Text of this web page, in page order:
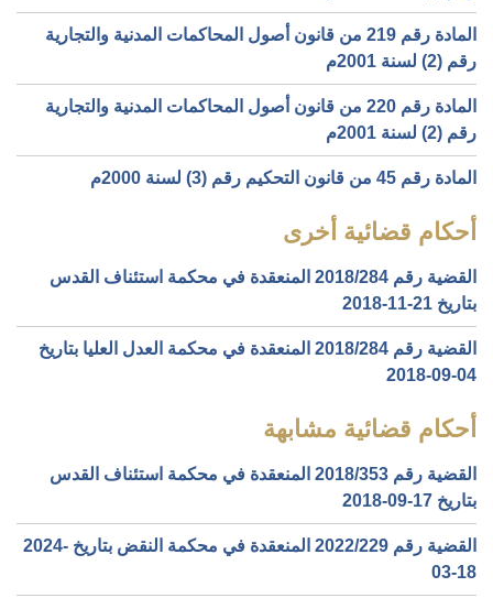
المادة رقم 219 من قانون أصول المحاكمات المدنية والتجارية
رقم (2) لسنة 2001م
المادة رقم 220 من قانون أصول المحاكمات المدنية والتجارية
رقم (2) لسنة 2001م
المادة رقم 45 من قانون التحكيم رقم (3) لسنة 2000م
أحكام قضائية أخرى
القضية رقم ‎284‏/‎2018‏ المنعقدة في محكمة استئناف القدس
بتاريخ ‎2018-11-21‏
القضية رقم ‎284‏/‎2018‏ المنعقدة في محكمة العدل العليا بتاريخ
‎2018-09-04‏
أحكام قضائية مشابهة
القضية رقم ‎353‏/‎2018‏ المنعقدة في محكمة استئناف القدس
بتاريخ ‎2018-09-17‏
القضية رقم ‎229‏/‎2022‏ المنعقدة في محكمة النقض بتاريخ ‎2024-
03-18‏